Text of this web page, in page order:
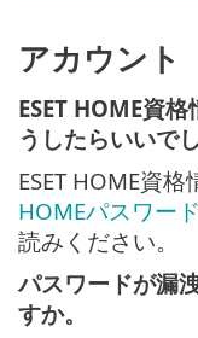
アカウント
ESET HOME資
うしたらいいで
ESET HOME資格
HOMEパスワー
読みください。
パスワードが漏
すか。